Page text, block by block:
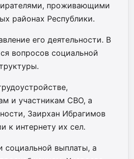
проживающими
районах Республики.
его деятельности. В
вопросов социальной
и участникам СВО, а
Заирхан Ибрагимов
к интернету их сел.
социальной выплаты, а